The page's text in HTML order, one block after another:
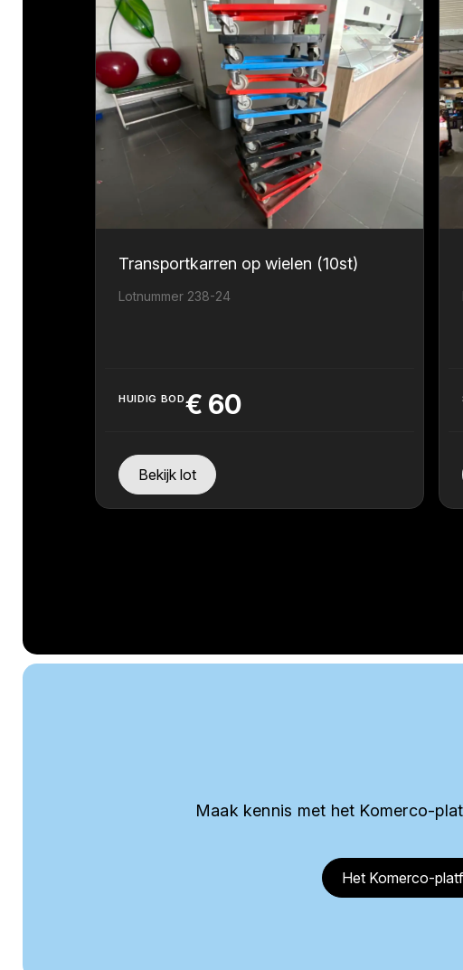
Transportkarren op wielen (10st)
Lotnummer 238-24
HUIDIG BOD€ 60
Bekijk lot
Maak kennis met het Komerco-
Het Komerco-